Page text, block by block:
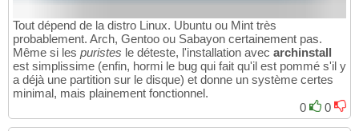
Tout dépend de la distro Linux. Ubuntu ou Mint très
probablement. Arch, Gentoo ou Sabayon certainement pas.
Même si les puristes le déteste, l'installation avec archinstall
est simplissime (enfin, hormi le bug qui fait qu'il est pommé s'il y
a déjà une partition sur le disque) et donne un système certes
minimal, mais plainement fonctionnel.
0
0